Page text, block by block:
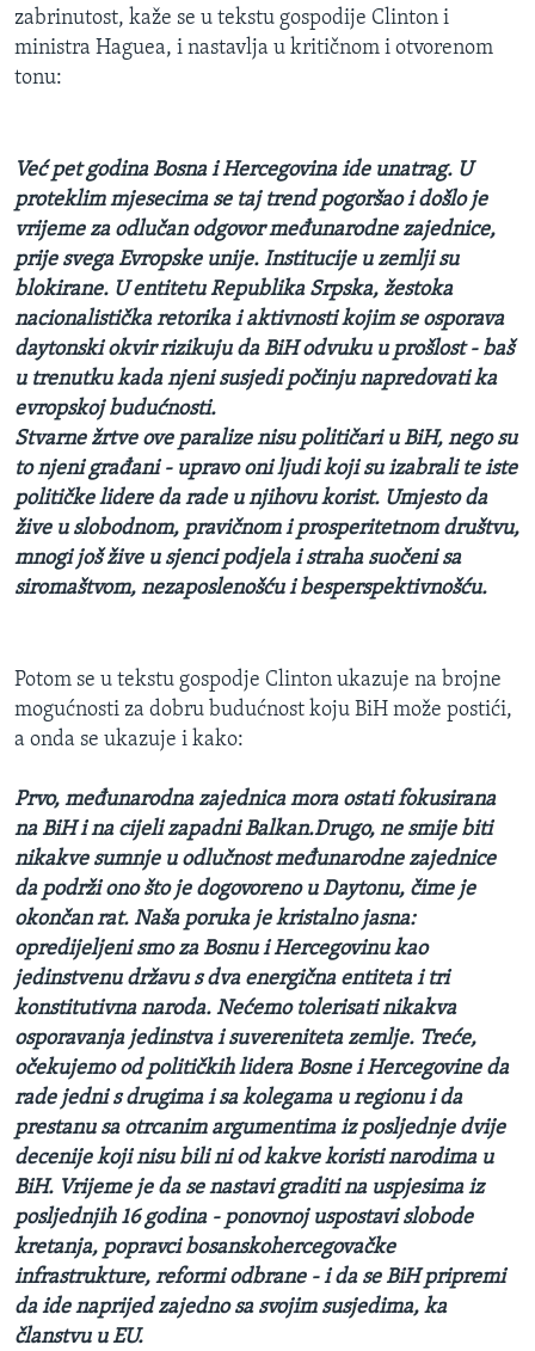
zabrinutost, kaže se u tekstu gospodije Clinton i
ministra Haguea, i nastavlja u kritičnom i otvorenom
tonu:
Već pet godina Bosna i Hercegovina ide unatrag. U
proteklim mjesecima se taj trend pogoršao i došlo je
vrijeme za odlučan odgovor međunarodne zajednice,
prije svega Evropske unije. Institucije u zemlji su
blokirane. U entitetu Republika Srpska, žestoka
nacionalistička retorika i aktivnosti kojim se osporava
daytonski okvir rizikuju da BiH odvuku u prošlost - baš
u trenutku kada njeni susjedi počinju napredovati ka
evropskoj budućnosti.
Stvarne žrtve ove paralize nisu političari u BiH, nego su
to njeni građani - upravo oni ljudi koji su izabrali te iste
političke lidere da rade u njihovu korist. Umjesto da
žive u slobodnom, pravičnom i prosperitetnom društvu,
mnogi još žive u sjenci podjela i straha suočeni sa
siromaštvom, nezaposlenošću i besperspektivnošću.
Potom se u tekstu gospodje Clinton ukazuje na brojne
mogućnosti za dobru budućnost koju BiH može postići,
a onda se ukazuje i kako:
Prvo, međunarodna zajednica mora ostati fokusirana
na BiH i na cijeli zapadni Balkan.Drugo, ne smije biti
nikakve sumnje u odlučnost međunarodne zajednice
da podrži ono što je dogovoreno u Daytonu, čime je
okončan rat. Naša poruka je kristalno jasna:
opredijeljeni smo za Bosnu i Hercegovinu kao
jedinstvenu državu s dva energična entiteta i tri
konstitutivna naroda. Nećemo tolerisati nikakva
osporavanja jedinstva i suvereniteta zemlje. Treće,
očekujemo od političkih lidera Bosne i Hercegovine da
rade jedni s drugima i sa kolegama u regionu i da
prestanu sa otrcanim argumentima iz posljednje dvije
decenije koji nisu bili ni od kakve koristi narodima u
BiH. Vrijeme je da se nastavi graditi na uspjesima iz
posljednjih 16 godina - ponovnoj uspostavi slobode
kretanja, popravci bosanskohercegovačke
infrastrukture, reformi odbrane - i da se BiH pripremi
da ide naprijed zajedno sa svojim susjedima, ka
članstvu u EU.